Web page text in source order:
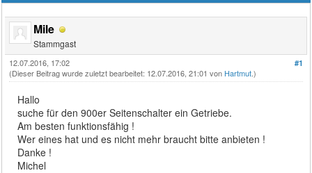
Mile
Stammgast
#1
12.07.2016, 17:02
(Dieser Beitrag wurde zuletzt bearbeitet: 12.07.2016, 21:01 von Hartmut.)
Hallo
suche für den 900er Seitenschalter ein Getriebe.
Am besten funktionsfähig !
Wer eines hat und es nicht mehr braucht bitte anbieten !
Danke !
Michel